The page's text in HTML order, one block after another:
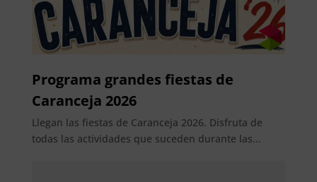
Programa grandes fiestas de
Caranceja 2026
Llegan las fiestas de Caranceja 2026. Disfruta de
todas las actividades que suceden durante las...